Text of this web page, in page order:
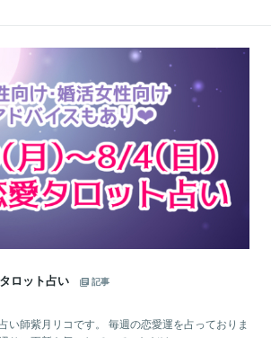
ロット占い
記事
い師紫月リコです。 毎週の恋愛運を占っておりま